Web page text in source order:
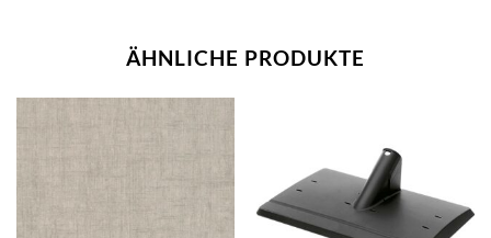
ÄHNLICHE PRODUKTE